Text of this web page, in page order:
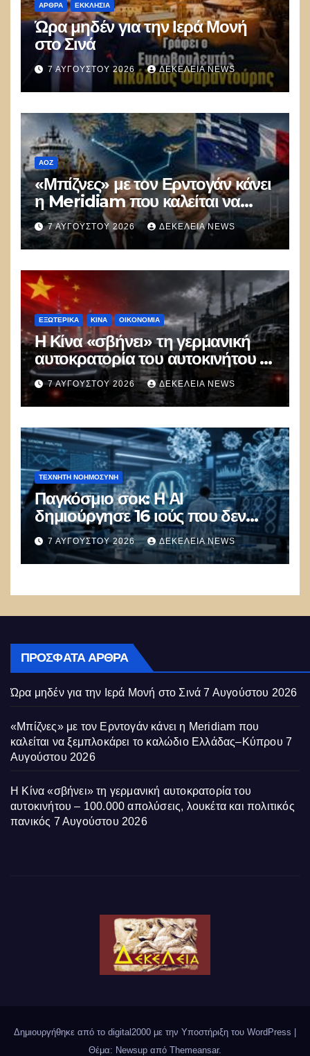
ΑΡΘΡΑ ΕΚΚΛΗΣΊΑ
Ώρα μηδέν για την Ιερά Μονή
στο Σινά
7 ΑΥΓΟΎΣΤΟΥ 2026 ΔΕΚΈΛΕΙΑ NEWS
ΑΟΖ
«Μπίζνες» με τον Ερντογάν κάνει
η Meridiam που καλείται να
ξεμπλοκάρει το καλώδιο
Ελλάδας–Κύπρου
7 ΑΥΓΟΎΣΤΟΥ 2026 ΔΕΚΈΛΕΙΑ NEWS
ΕΞΩΤΕΡΙΚΑ ΚΊΝΑ ΟΙΚΟΝΟΜΙΑ
Η Κίνα «σβήνει» τη γερμανική
αυτοκρατορία του αυτοκινήτου –
100.000 απολύσεις, λουκέτα και
πολιτικός πανικός
7 ΑΥΓΟΎΣΤΟΥ 2026 ΔΕΚΈΛΕΙΑ NEWS
ΤΕΧΝΗΤΉ ΝΟΗΜΟΣΎΝΗ
Παγκόσμιο σοκ: Η ΑΙ
δημιούργησε 16 ιούς που δεν
υπάρχουν στη φύση –
Συναγερμός: Ο εφιάλτης μόλις
άρχισε
7 ΑΥΓΟΎΣΤΟΥ 2026 ΔΕΚΈΛΕΙΑ NEWS
ΠΡΌΣΦΑΤΑ ΆΡΘΡΑ
Ώρα μηδέν για την Ιερά Μονή στο Σινά 7 Αυγούστου 2026
«Μπίζνες» με τον Ερντογάν κάνει η Meridiam που
καλείται να ξεμπλοκάρει το καλώδιο Ελλάδας–Κύπρου 7
Αυγούστου 2026
Η Κίνα «σβήνει» τη γερμανική αυτοκρατορία του
αυτοκινήτου – 100.000 απολύσεις, λουκέτα και πολιτικός
πανικός 7 Αυγούστου 2026
Δημιουργήθηκε από το digital2000 με την Υποστήριξη του WordPress
Θέμα: Newsup από Themeansar.